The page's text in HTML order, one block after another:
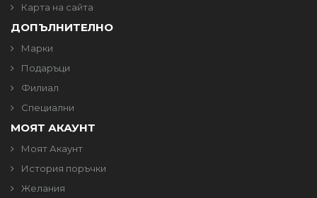
Карта на сайта
ДОПЪЛНИТЕЛНО
Марки
Подаръци
Филиал
Специални
МОЯТ АКАУНТ
Моят Акаунт
История поръчки
Желания